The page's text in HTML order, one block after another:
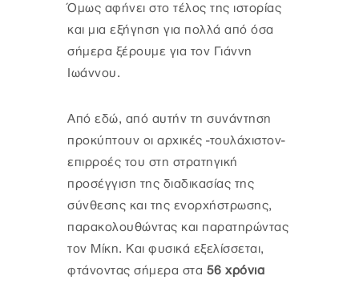
Όμως αφήνει στο τέλος της ιστορίας
και μια εξήγηση για πολλά από όσα
σήμερα ξέρουμε για τον Γιάννη
Ιωάννου.
Από εδώ, από αυτήν τη συνάντηση
προκύπτουν οι αρχικές -τουλάχιστον-
επιρροές του στη στρατηγική
προσέγγιση της διαδικασίας της
σύνθεσης και της ενορχήστρωσης,
παρακολουθώντας και παρατηρώντας
τον Μίκη. Και φυσικά εξελίσσεται,
φτάνοντας σήμερα στα 56 χρόνια